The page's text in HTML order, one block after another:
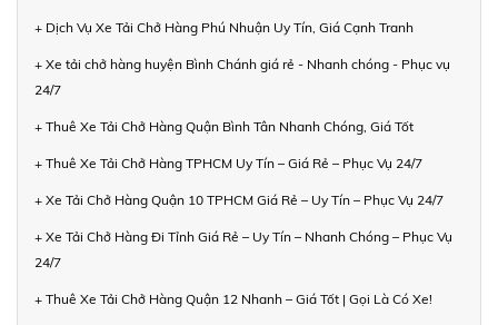
+ Dịch Vụ Xe Tải Chở Hàng Phú Nhuận Uy Tín, Giá Cạnh Tranh
+ Xe tải chở hàng huyện Bình Chánh giá rẻ - Nhanh chóng - Phục vụ
24/7
+ Thuê Xe Tải Chở Hàng Quận Bình Tân Nhanh Chóng, Giá Tốt
+ Thuê Xe Tải Chở Hàng TPHCM Uy Tín – Giá Rẻ – Phục Vụ 24/7
+ Xe Tải Chở Hàng Quận 10 TPHCM Giá Rẻ – Uy Tín – Phục Vụ 24/7
+ Xe Tải Chở Hàng Đi Tỉnh Giá Rẻ – Uy Tín – Nhanh Chóng – Phục Vụ
24/7
+ Thuê Xe Tải Chở Hàng Quận 12 Nhanh – Giá Tốt | Gọi Là Có Xe!